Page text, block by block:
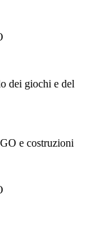
dei giochi e del
e costruzioni